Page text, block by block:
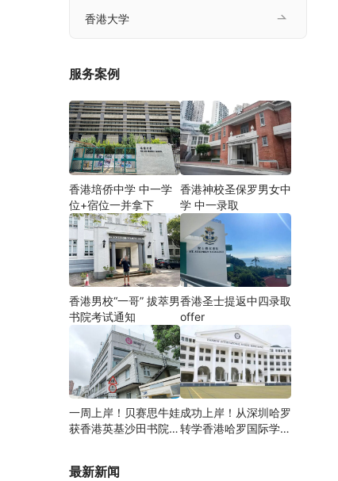
香港大学
服务案例
香港培侨中学 中一学
位+宿位一并拿下
香港神校圣保罗男女中
学 中一录取
香港男校“一哥” 拔萃男
书院考试通知
香港圣士提返中四录取
offer
一周上岸！贝赛思牛娃
获香港英基沙田书院录
成功上岸！从深圳哈罗
转学香港哈罗国际学
最新新闻